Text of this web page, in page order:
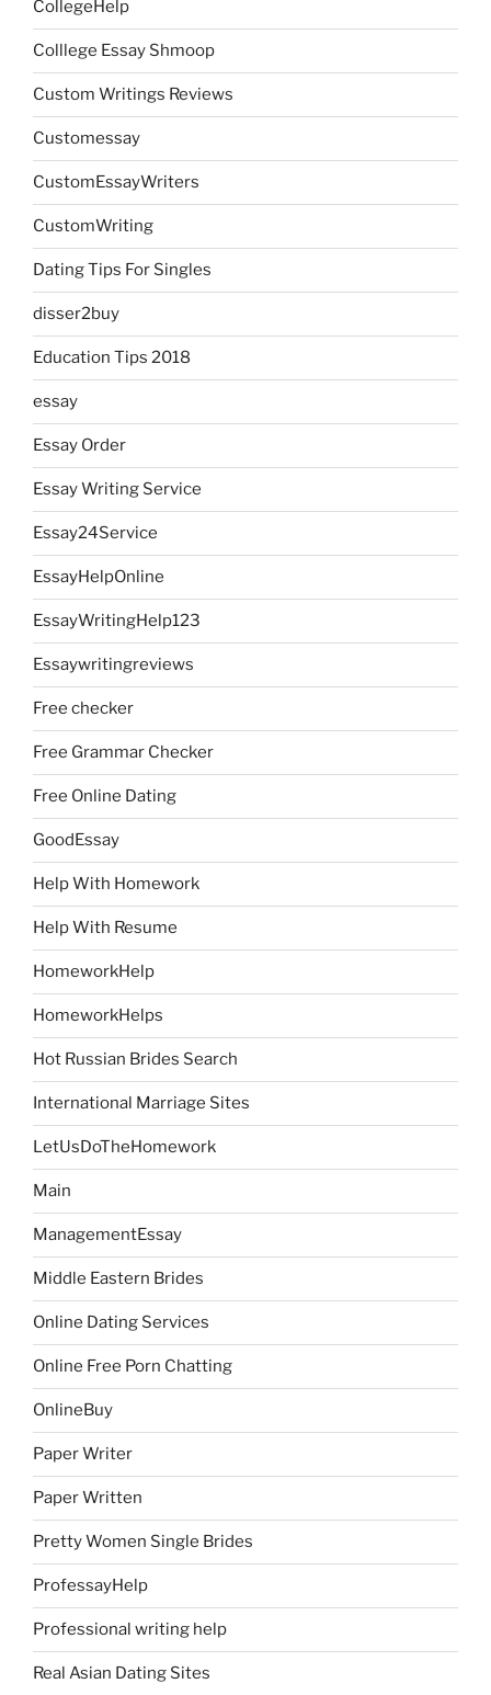
CollegeHelp
Colllege Essay Shmoop
Custom Writings Reviews
Customessay
CustomEssayWriters
CustomWriting
Dating Tips For Singles
disser2buy
Education Tips 2018
essay
Essay Order
Essay Writing Service
Essay24Service
EssayHelpOnline
EssayWritingHelp123
Essaywritingreviews
Free checker
Free Grammar Checker
Free Online Dating
GoodEssay
Help With Homework
Help With Resume
HomeworkHelp
HomeworkHelps
Hot Russian Brides Search
International Marriage Sites
LetUsDoTheHomework
Main
ManagementEssay
Middle Eastern Brides
Online Dating Services
Online Free Porn Chatting
OnlineBuy
Paper Writer
Paper Written
Pretty Women Single Brides
ProfessayHelp
Professional writing help
Real Asian Dating Sites